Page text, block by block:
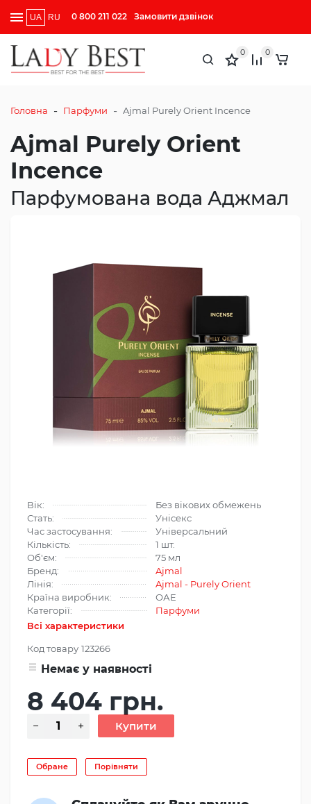
UA RU 0 800 211 022 Замовити дзвінок
0 0
Головна - Парфуми - Ajmal Purely Orient Incence
Ajmal Purely Orient
Incence
Парфумована вода Аджмал
Вік:
Без вікових обмежень
Стать:
Унісекс
Час застосування:
Універсальний
Кількість:
1 шт.
Об'єм:
75 мл
Бренд:
Ajmal
Лінія:
Ajmal - Purely Orient
Країна виробник:
ОАЕ
Категорії:
Парфуми
Всі характеристики
Код товару 123266
Немає у наявності
8 404 грн.
Обране Порівняти